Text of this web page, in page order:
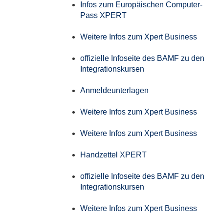
Infos zum Europäischen Computer-
Pass XPERT
Weitere Infos zum Xpert Business
offizielle Infoseite des BAMF zu den
Integrationskursen
Anmeldeunterlagen
Weitere Infos zum Xpert Business
Weitere Infos zum Xpert Business
Handzettel XPERT
offizielle Infoseite des BAMF zu den
Integrationskursen
Weitere Infos zum Xpert Business